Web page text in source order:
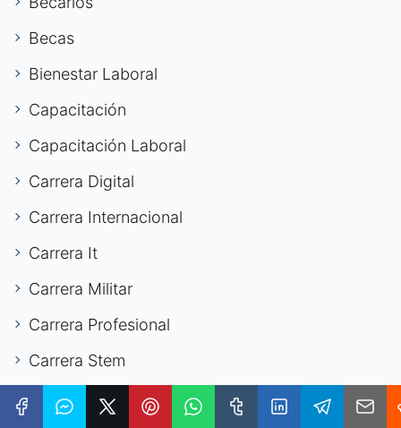
Becas
Bienestar Laboral
Capacitación
Capacitación Laboral
Carrera Digital
Carrera Internacional
Carrera It
Carrera Militar
Carrera Profesional
Carrera Stem
Carreras